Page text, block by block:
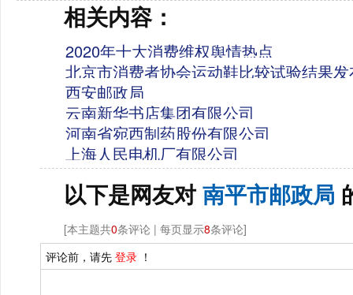
相关内容：
2020年十大消费维权舆情热点
北京市消费者协会运动鞋比较试验结果
西安邮政局
云南新华书店集团有限公司
河南省宛西制药股份有限公司
上海人民电机厂有限公司
以下是网友对 南平市邮政局
[本主题共0条评论 | 每页显示8条评论]
评论前，请先 登录 ！